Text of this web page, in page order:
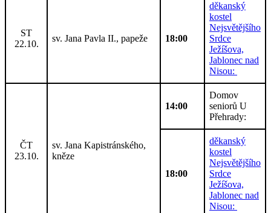
ST
22.10.
sv. Jana Pavla II., papeže 18:00
děkanský
kostel
Nejsvětějšího
Srdce
Ježíšova,
Jablonec nad
Nisou:
ČT
23.10.
sv. Jana Kapistránského,
kněze
14:00
Domov
seniorů U
Přehrady:
18:00
děkanský
kostel
Nejsvětějšího
Srdce
Ježíšova,
Jablonec nad
Nisou: